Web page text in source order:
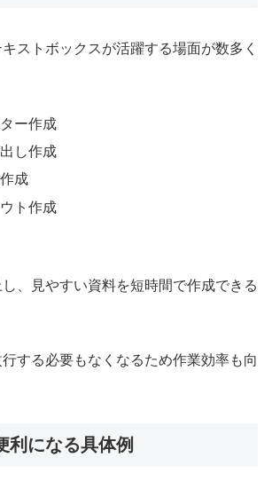
ストボックスが活躍する場面が数多く
ー作成
し作成
成
ト作成
、見やすい資料を短時間で作成できる
する必要もなくなるため作業効率も向
利になる具体例